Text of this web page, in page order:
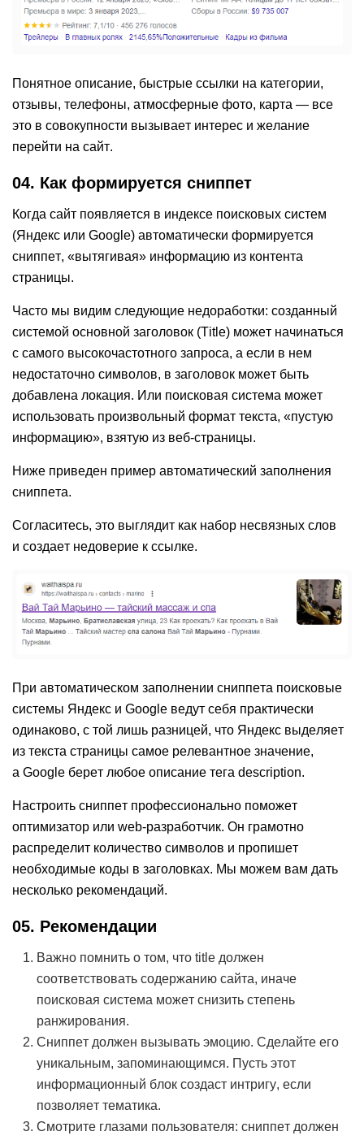
Понятное описание, быстрые ссылки на категории,
отзывы, телефоны, атмосферные фото, карта — все
это в совокупности вызывает интерес и желание
перейти на сайт.
04. Как формируется сниппет
Когда сайт появляется в индексе поисковых систем
(Яндекс или Google) автоматически формируется
сниппет, «вытягивая» информацию из контента
страницы.
Часто мы видим следующие недоработки: созданный
системой основной заголовок (Title) может начинаться
с самого высокочастотного запроса, а если в нем
недостаточно символов, в заголовок может быть
добавлена локация. Или поисковая система может
использовать произвольный формат текста, «пустую
информацию», взятую из веб-страницы.
Ниже приведен пример автоматический заполнения
сниппета.
Согласитесь, это выглядит как набор несвязных слов
и создает недоверие к ссылке.
При автоматическом заполнении сниппета поисковые
системы Яндекс и Google ведут себя практически
одинаково, с той лишь разницей, что Яндекс выделяет
из текста страницы самое релевантное значение,
а Google берет любое описание тега description.
Настроить сниппет профессионально поможет
оптимизатор или web-разработчик. Он грамотно
распределит количество символов и пропишет
необходимые коды в заголовках. Мы можем вам дать
несколько рекомендаций.
05. Рекомендации
Важно помнить о том, что title должен
соответствовать содержанию сайта, иначе
поисковая система может снизить степень
ранжирования.
Сниппет должен вызывать эмоцию. Сделайте его
уникальным, запоминающимся. Пусть этот
информационный блок создаст интригу, если
позволяет тематика.
Смотрите глазами пользователя: сниппет должен